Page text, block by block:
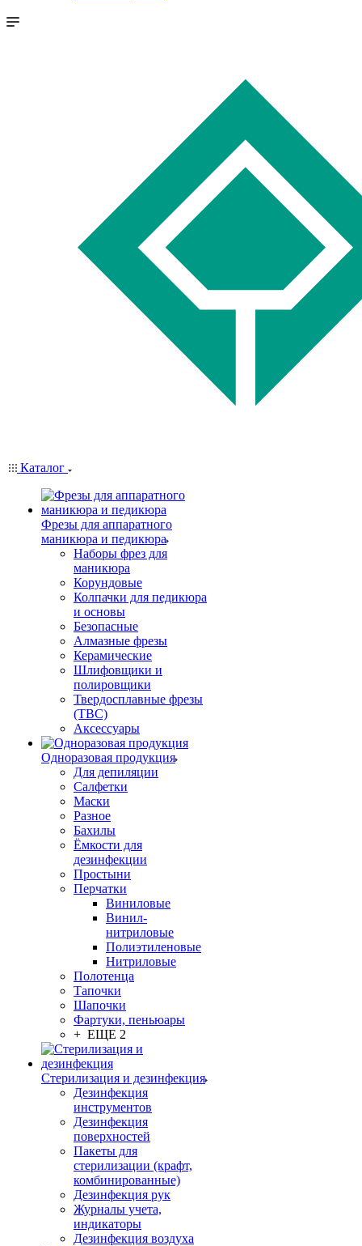
Каталог
Фрезы для аппаратного
маникюра и педикюра
Наборы фрез для
маникюра
Корундовые
Колпачки для педикюра
и основы
Безопасные
Алмазные фрезы
Керамические
Шлифовщики и
полировщики
Твердосплавные фрезы
(ТВС)
Аксессуары
Одноразовая продукция
Для депиляции
Салфетки
Маски
Разное
Бахилы
Ёмкости для
дезинфекции
Простыни
Перчатки
Виниловые
Винил-
нитриловые
Полиэтиленовые
Нитриловые
Полотенца
Тапочки
Шапочки
Фартуки, пеньюары
+ ЕЩЕ 2
Стерилизация и дезинфекция
Дезинфекция
инструментов
Дезинфекция
поверхностей
Пакеты для
стерилизации (крафт,
комбинированные)
Дезинфекция рук
Журналы учета,
индикаторы
Дезинфекция воздуха